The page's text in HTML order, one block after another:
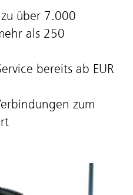
über 7.000
als 250
bereits ab EUR
zum